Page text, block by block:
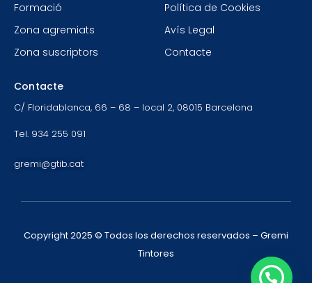
Formació
Zona agremiats
Zona suscriptors
Política de Cookies
Avís Legal
Contacte
Contacte
C/ Floridablanca, 66 – 68 – local 2, 08015 Barcelona
Tel. 934 255 091
gremi@gtib.cat
Copyright 2025 © Todos los derechos reservados – Gremi
Tintores